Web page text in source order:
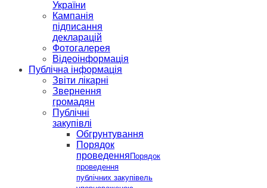
України
Кампанія
підписання
декларацій
Фотогалерея
Відеоінформація
Публічна інформація
Звіти лікарні
Звернення
громадян
Публічні
закупівлі
Обгрунтування
Порядок
проведення Порядок
проведення
публічних закупівель